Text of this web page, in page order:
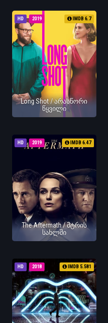
HD 2019 IMDB 6.7
Long Shot / არასწორი
წყვილი
HD 2019 IMDB 6.47
The Aftermath / მტრის
სახლში
HD 2018 IMDB 5.581